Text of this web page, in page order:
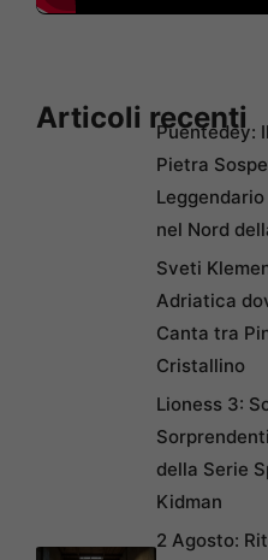
Articoli recenti
Puentedey:
Pietra
nel Nord
Sveti
Adriatica
Canta tra
Cristallino
Lioness 3:
della Serie
Kidman
2 Agosto: